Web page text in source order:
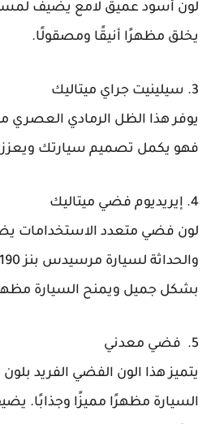
لون أسود عميق لامع يضيف
يخلق مظهرًا أنيقًا ومصقولًا.
3. سيلينيت جراي ميتاليك
يوفر هذا الظل الرمادي العصري
فهو يكمل تصميم سيارتك ويعزز
4. إيريديوم فضي ميتاليك
لون فضي متعدد الاستخدامات
بشكل جميل ويمنح السيارة
5. فضي معدني
يتميز هذا الون الفضي الفريد
السيارة مظهرًا مميزًا وجذابًا.